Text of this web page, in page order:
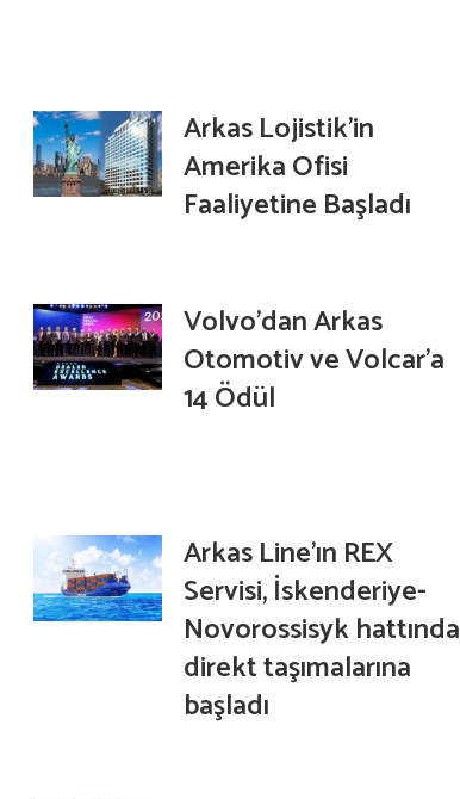
Arkas Lojistik’in
Amerika Ofisi
Faaliyetine Başladı
Volvo’dan Arkas
Otomotiv ve Volcar’a
14 Ödül
Arkas Line’ın REX
Servisi, İskenderiye-
Novorossisyk hattında
direkt taşımalarına
başladı